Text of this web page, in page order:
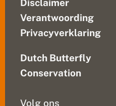
Disclaimer
Verantwoording
Privacyverklaring
Dutch Butterfly
Conservation
Volg ons